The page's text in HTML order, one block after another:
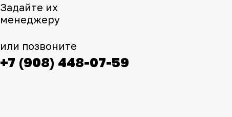
+7 (908) 448-07-59
или позвоните
Задайте их
менеджеру